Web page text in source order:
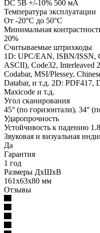
DC 5В +/-10% 500 мА
Температура эксплуатации
От -20°C до 50°C
Минимальная
20%
Считываемые штрихкоды
1D: UPC/EAN, ISBN/ISSN,
ASCII), Code32, Interleaved
Codabar, MSI/Plessey,
Databar, и т.д. 2D: PDF417,
Maxicode и т.д.
Угол сканирования
45° (по горизонтали), 34°
Ударопрочность
Устойчивость к падению
Звуковая и визуальная
Да
Гарантия
1 год
Размеры ДхШхВ
161х63х80 мм
Отзывы